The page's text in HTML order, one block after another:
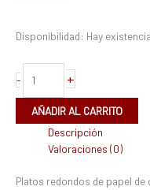
Disponibilidad: Hay
- +
AÑADIR AL CARRITO
Descripción
Valoraciones (0)
Platos redondos de papel